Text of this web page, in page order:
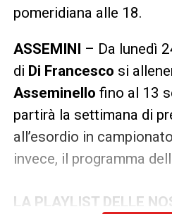
pomeridiana alle 18.
ASSEMINI – Da lunedì
di Di Francesco si
Asseminello fino al 13
partirà la settimana di
all’esordio in
invece, il programma
LA PLAYLIST DELLE